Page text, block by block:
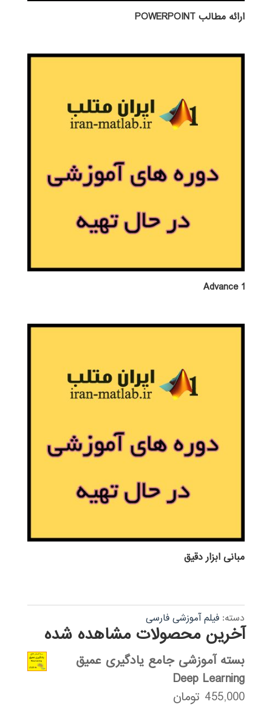
ارائه مطالب POWERPOINT
Advance 1
مبانی ابزار دقيق
دسته: فیلم آموزشی فارسی
آخرین محصولات مشاهده شده
بسته آموزشی جامع یادگیری عمیق
Deep Learning
455,000 تومان